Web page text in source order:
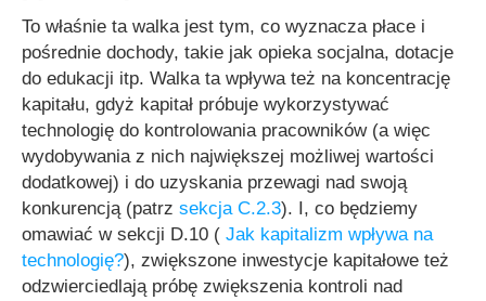
To właśnie ta walka jest tym, co wyznacza płace i
pośrednie dochody, takie jak opieka socjalna, dotacje
do edukacji itp. Walka ta wpływa też na koncentrację
kapitału, gdyż kapitał próbuje wykorzystywać
technologię do kontrolowania pracowników (a więc
wydobywania z nich największej możliwej wartości
dodatkowej) i do uzyskania przewagi nad swoją
konkurencją (patrz sekcja C.2.3). I, co będziemy
omawiać w sekcji D.10 ( Jak kapitalizm wpływa na
technologię?), zwiększone inwestycje kapitałowe też
odzwierciedlają próbę zwiększenia kontroli nad